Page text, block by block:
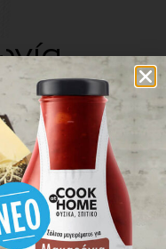
ΕΓΓΡΑΦΗ